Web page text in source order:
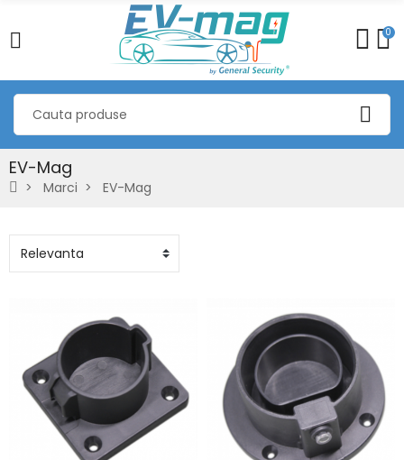
0
EV-Mag
Marci EV-Mag